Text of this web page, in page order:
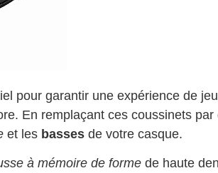
pour garantir une expérience de
En remplaçant ces coussinets
et les basses de votre casque.
à mémoire de forme de haute